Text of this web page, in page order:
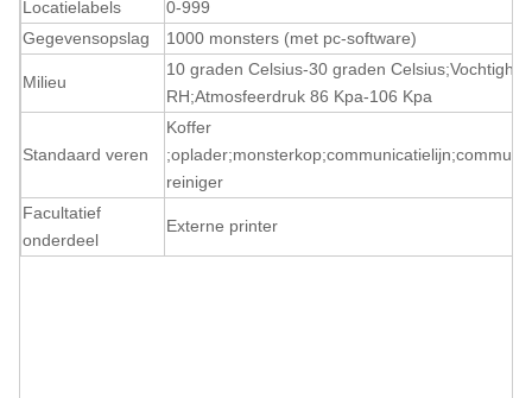
Locatielabels
0-999
Gegevensopslag
1000 monsters (met pc-software)
Milieu
10 graden Celsius-30 graden Celsius;
RH;Atmosfeerdruk 86 Kpa-106 Kpa
Standaard veren
Koffer
reiniger
Facultatief
onderdeel
Externe printer